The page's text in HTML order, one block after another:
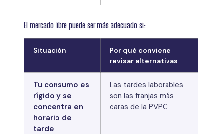
El mercado libre puede ser más adecuado si:
Situación
Por qué conviene
revisar alternativas
Tu consumo es
rígido y se
concentra en
horario de
tarde
Las tardes laborables
son las franjas más
caras de la PVPC